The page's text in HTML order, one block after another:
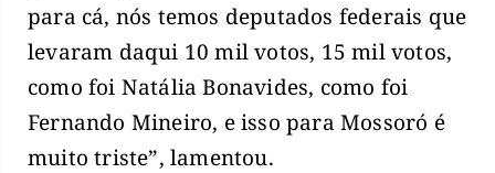
para cá, nós temos deputados federais que
levaram daqui 10 mil votos, 15 mil votos,
como foi Natália Bonavides, como foi
Fernando Mineiro, e isso para Mossoró é
muito triste”, lamentou.